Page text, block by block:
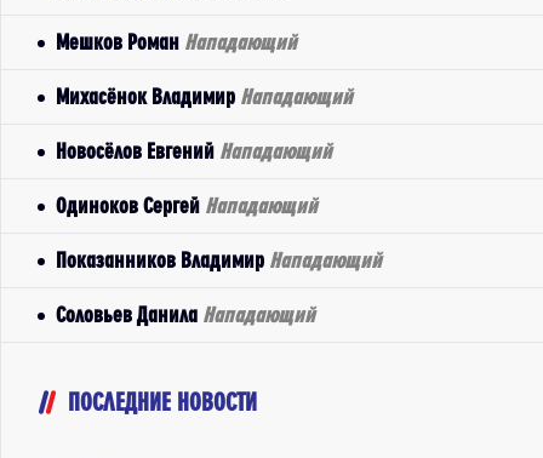
Мешков Роман Нападающий
Михасёнок Владимир Нападающий
Новосёлов Евгений Нападающий
Одиноков Сергей Нападающий
Показанников Владимир Нападающий
Соловьев Данила Нападающий
ПОСЛЕДНИЕ НОВОСТИ